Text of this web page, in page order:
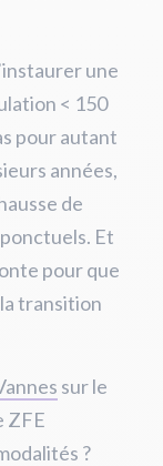
une
< 150
pour autant
années,
de
Et
pour que
transition
sur le
ZFE
?